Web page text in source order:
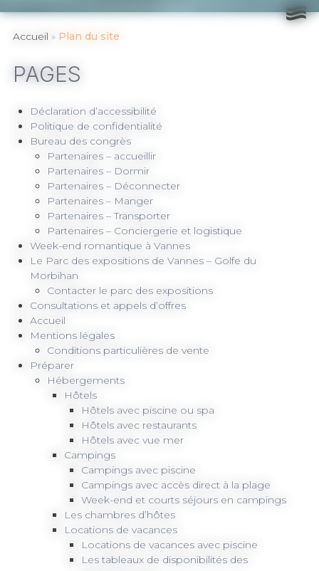
Accueil » Plan du site
PAGES
Déclaration d’accessibilité
Politique de confidentialité
Bureau des congrès
Partenaires – accueillir
Partenaires – Dormir
Partenaires – Déconnecter
Partenaires – Manger
Partenaires – Transporter
Partenaires – Conciergerie et logistique
Week-end romantique à Vannes
Le Parc des expositions de Vannes – Golfe du
Morbihan
Contacter le parc des expositions
Consultations et appels d’offres
Accueil
Mentions légales
Conditions particulières de vente
Préparer
Hébergements
Hôtels
Hôtels avec piscine ou spa
Hôtels avec restaurants
Hôtels avec vue mer
Campings
Campings avec piscine
Campings avec accès direct à la plage
Week-end et courts séjours en campings
Les chambres d’hôtes
Locations de vacances
Locations de vacances avec piscine
Les tableaux de disponibilités des